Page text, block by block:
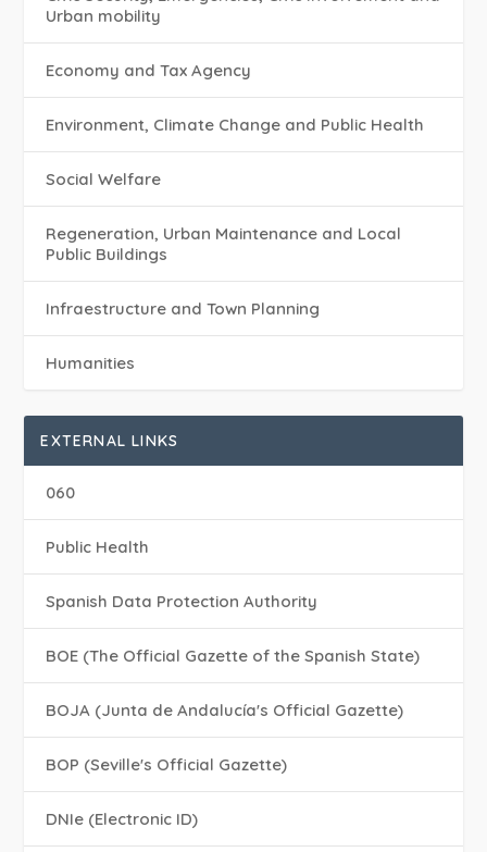
Urban mobility
Economy and Tax Agency
Environment, Climate Change and Public Health
Social Welfare
Regeneration, Urban Maintenance and Local
Public Buildings
Infraestructure and Town Planning
Humanities
EXTERNAL LINKS
060
Public Health
Spanish Data Protection Authority
BOE (The Official Gazette of the Spanish State)
BOJA (Junta de Andalucía's Official Gazette)
BOP (Seville's Official Gazette)
DNIe (Electronic ID)